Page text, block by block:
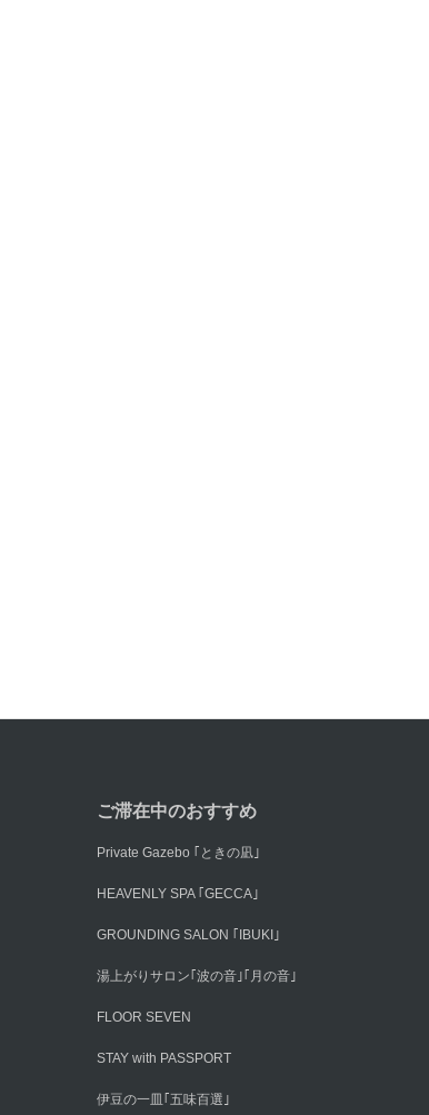
ご滞在中のおすすめ
Private Gazebo ｢ときの凪｣
HEAVENLY SPA ｢GECCA｣
GROUNDING SALON ｢IBUKI｣
湯上がりサロン｢波の音｣｢月の音｣
FLOOR SEVEN
STAY with PASSPORT
伊豆の一皿｢五味百選｣